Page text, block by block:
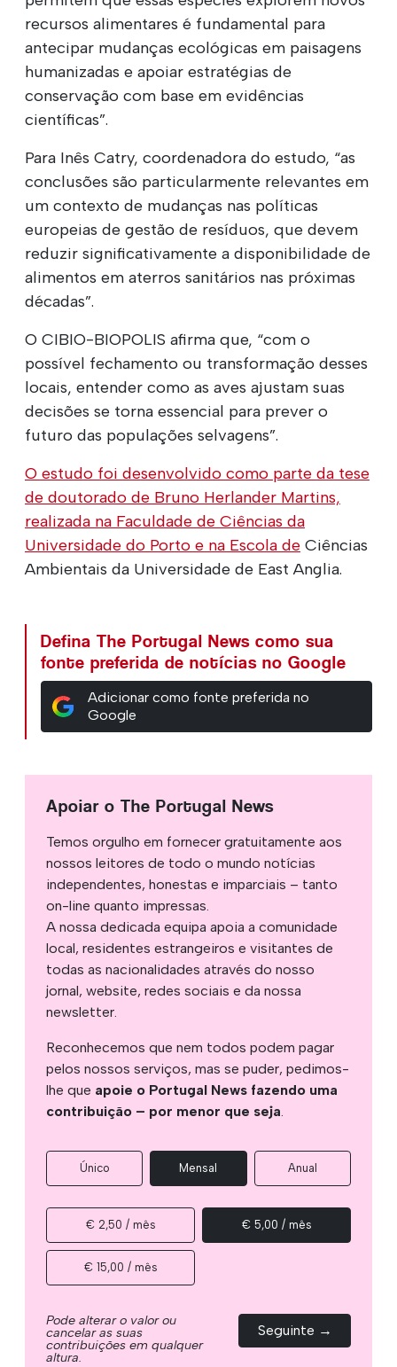
recursos alimentares é fundamental para
antecipar mudanças ecológicas em paisagens
humanizadas e apoiar estratégias de
conservação com base em evidências
científicas”.
Para Inês Catry, coordenadora do estudo, “as
conclusões são particularmente relevantes em
um contexto de mudanças nas políticas
europeias de gestão de resíduos, que devem
reduzir significativamente a disponibilidade de
alimentos em aterros sanitários nas próximas
décadas”.
O CIBIO-BIOPOLIS afirma que, “com o
possível fechamento ou transformação desses
locais, entender como as aves ajustam suas
decisões se torna essencial para prever o
futuro das populações selvagens”.
O estudo foi desenvolvido como parte da tese
de doutorado de Bruno Herlander Martins,
realizada na Faculdade de Ciências da
Universidade do Porto e na Escola de Ciências
Ambientais da Universidade de East Anglia.
Defina The Portugal News como sua
fonte preferida de notícias no Google
Adicionar como fonte preferida no
Google
Apoiar o The Portugal News
Temos orgulho em fornecer gratuitamente aos
nossos leitores de todo o mundo notícias
independentes, honestas e imparciais – tanto
on-line quanto impressas.
A nossa dedicada equipa apoia a comunidade
local, residentes estrangeiros e visitantes de
todas as nacionalidades através do nosso
jornal, website, redes sociais e da nossa
newsletter.
Reconhecemos que nem todos podem pagar
pelos nossos serviços, mas se puder, pedimos-
lhe que apoie o Portugal News fazendo uma
contribuição – por menor que seja.
Único Mensal Anual
€ 2,50 / mês € 5,00 / mês
€ 15,00 / mês
Pode alterar o valor ou
cancelar as suas
contribuições em qualquer
altura.
Seguinte →